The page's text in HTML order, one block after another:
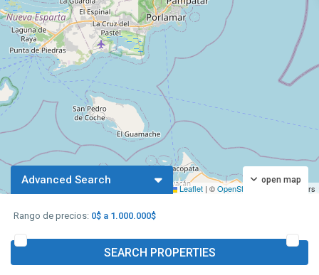
Leaflet | ©OpenStreetMap contributors
open map
Advanced Search
Rango de precios: 0$ a 1.000.000$
SEARCH PROPERTIES